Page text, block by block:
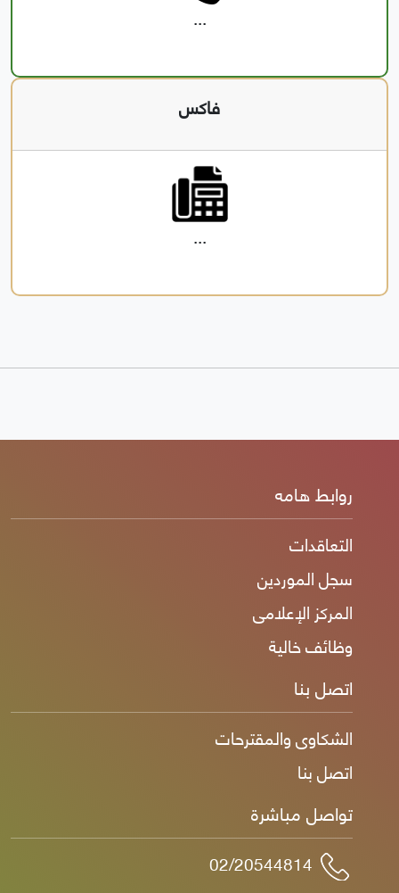
...
فاكس
...
روابط هامه
التعاقدات
سجل الموردين
المركز الإعلامى
وظائف خالية
اتصل بنا
الشكاوى والمقترحات
اتصل بنا
تواصل مباشرة